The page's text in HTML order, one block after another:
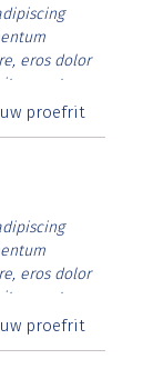
eros dolor
erat.
lorem
proefrit
eros dolor
erat.
lorem
proefrit